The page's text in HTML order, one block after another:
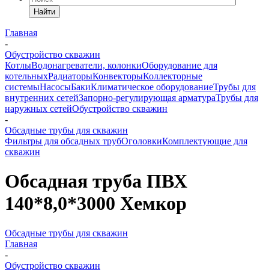
Найти
Главная
-
Обустройство скважин
КотлыВодонагреватели, колонкиОборудование для
котельныхРадиаторыКонвекторыКоллекторные
системыНасосыБакиКлиматическое оборудованиеТрубы для
внутренних сетейЗапорно-регулирующая арматураТрубы для
наружных сетейОбустройство скважин
-
Обсадные трубы для скважин
Фильтры для обсадных трубОголовкиКомплектующие для
скважин
Обсадная труба ПВХ
140*8,0*3000 Хемкор
Обсадные трубы для скважин
Главная
-
Обустройство скважин